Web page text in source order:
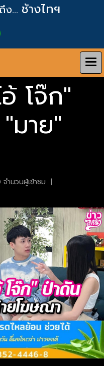
ง... ช้างไทฯ
โจ๊ก"
มาย"
ำนวนผู้เข้าชม |